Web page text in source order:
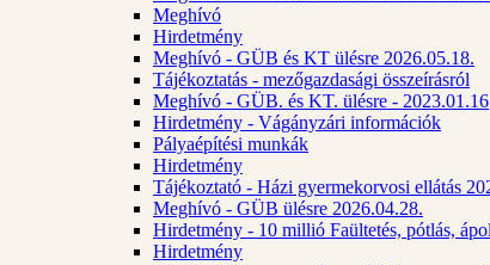
Meghívó
Hirdetmény
Meghívó - GÜB és KT ülésre 2026.05.18.
Tájékoztatás - mezőgazdasági összeírásról
Meghívó - GÜB. és KT. ülésre - 2023.01.16
Hirdetmény - Vágányzári információk
Pályaépítési munkák
Hirdetmény
Tájékoztató - Házi gyermekorvosi ellátás
Meghívó - GÜB ülésre 2026.04.28.
Hirdetmény - 10 millió Faültetés, pótlás,
Hirdetmény